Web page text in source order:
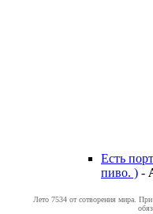
Есть
пиво. ) -
Лето 7534 от сотворения мира. При